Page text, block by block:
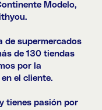
Modelo,
.
de supermercados
de 130 tiendas
por la
el cliente.
tienes pasión por